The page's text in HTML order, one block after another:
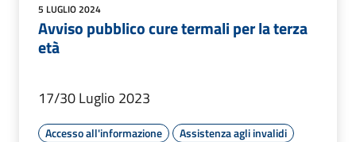
5 LUGLIO 2024
Avviso pubblico cure termali per la terza
età
17/30 Luglio 2023
Accesso all'informazione
Assistenza agli invalidi